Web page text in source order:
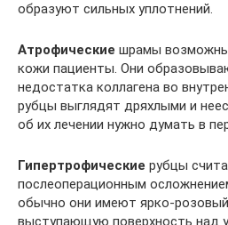
образуют сильных уплотнений.
Атрофические шрамы
кожи пациенты. Они
недостатка коллагена во
рубцы выглядят дряхлыми и
об их лечении нужно думать в
Гипертрофические рубцы
послеоперационным
обычно они имеют ярко-
выступающую поверхность над